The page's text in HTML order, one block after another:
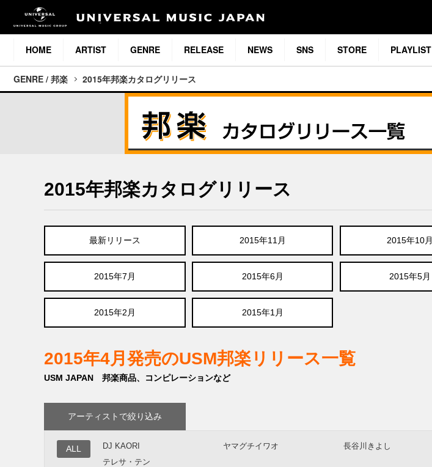
HOME ARTIST GENRE RELEASE NEWS SNS STORE PLAYLIST
GENRE / 邦楽 2015年邦楽カタログリリース
2015年邦楽カタログリリース
最新リリース 2015年11月 2015年10月
2015年7月 2015年6月 2015年5月
2015年2月 2015年1月
2015年4月発売のUSM邦楽リリース一覧
USM JAPAN 邦楽商品、コンピレーションなど
アーティストで絞り込み
ALL DJ KAORI ヤマグチイワオ 長谷川きよし
テレサ・テン